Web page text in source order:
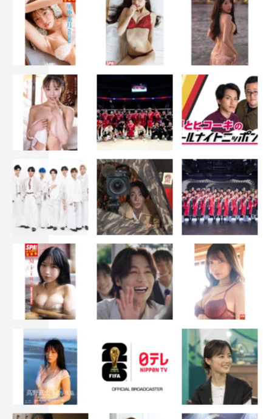
桟敷席14,000円（全席指定・税込）
前売開始：2017年12月16日（土）
製作：松竹株式会社
企画製作：株式会社パルコ
お問合せ：パルコステージ 03-3477-5858
http://www.parco-play.com
ステージ 三谷幸喜 松岡昌宏